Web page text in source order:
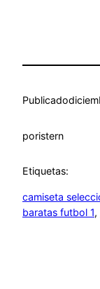
Publicado
poristern
Etiquetas:
camiseta
baratas futbol 1,